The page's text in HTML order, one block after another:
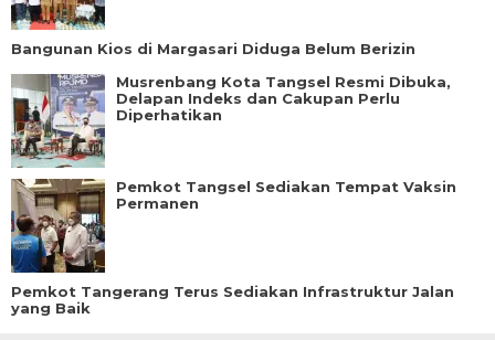
Bangunan Kios di Margasari Diduga Belum Berizin
Musrenbang Kota Tangsel Resmi Dibuka,
Delapan Indeks dan Cakupan Perlu
Diperhatikan
Pemkot Tangsel Sediakan Tempat Vaksin
Permanen
Pemkot Tangerang Terus Sediakan Infrastruktur Jalan
yang Baik